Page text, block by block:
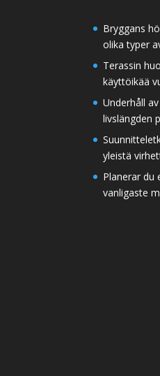
Bryggans
olika typer
Terassin
käyttöikää
Underhåll
livslängden
yleistä
Planerar du
vanligaste